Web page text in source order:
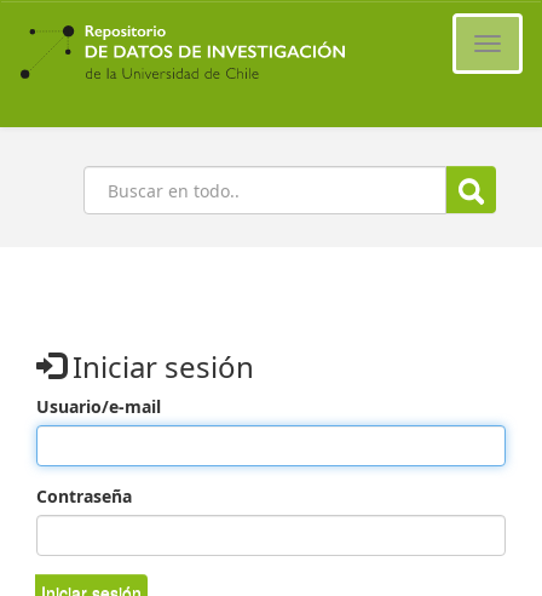
Ir
contenido
principal
Buscar
Iniciar sesión
Usuario/e-mail
Contraseña